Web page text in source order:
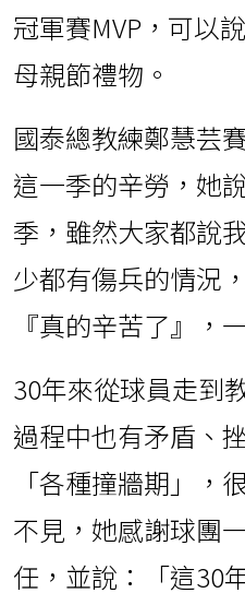
冠軍賽MVP，可以
母親節禮物。
國泰總教練鄭慧芸
這一季的辛勞，她
季，雖然大家都說
少都有傷兵的情況
『真的辛苦了』，
30年來從球員走到
過程中也有矛盾、
「各種撞牆期」，
不見，她感謝球團
任，並說：「這30